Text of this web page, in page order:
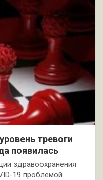
тревоги
появилась
здравоохранения
19 проблемой